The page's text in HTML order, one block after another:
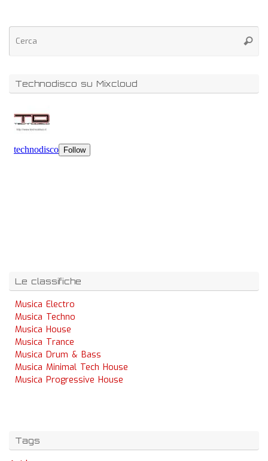
Technodisco su Mixcloud
Le classifiche
Musica Electro
Musica Techno
Musica House
Musica Trance
Musica Drum & Bass
Musica Minimal Tech House
Musica Progressive House
Tags